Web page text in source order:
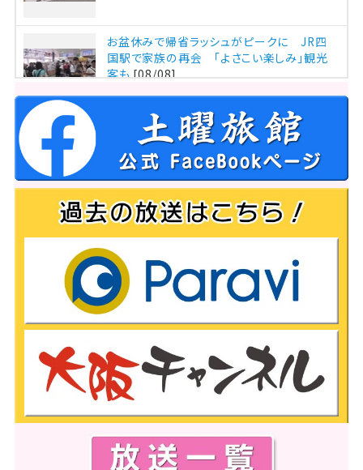
お盆休みで帰省ラッシュがピークに JR四
国駅で家族の再会 「よさこい楽しみ」観光
客も[08/08]
J新助っ人が衝撃デビュー「借りパクしよ
う」 “理不尽”な一撃にファン仰天「エンバ
ペやん」[08/08]
明治から昭和初期にかけて製作された和紙
筆画も
年齢や体力に関わらず参加しやすい『ウォー
キングフットボール』…9歳から88歳が汗を
能登町に『ポケモンなかよしハウス』オープ
具施設[08/08]